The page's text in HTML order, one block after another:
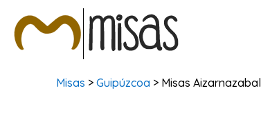
Misas >Guipúzcoa > Misas Aizarnazabal